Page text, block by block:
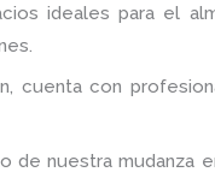
ideales para el
cuenta con
nuestra mudanza